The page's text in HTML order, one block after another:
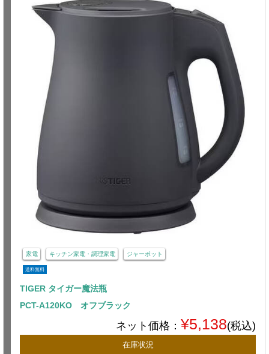
家電 キッチン家電・調理家電 ジャーポット
送料無料
TIGER タイガー魔法瓶
PCT-A120KO オフブラック
ネット価格： ¥5,138(税込)
在庫状況